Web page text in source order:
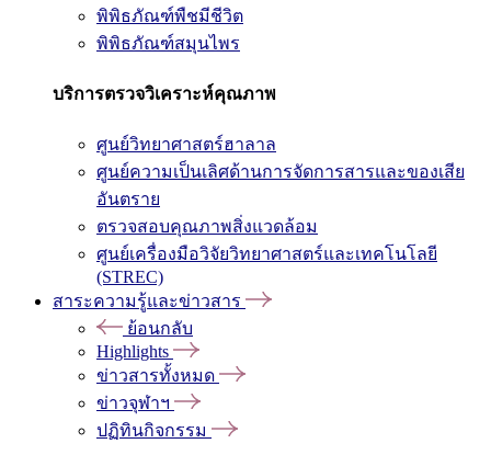
พิพิธภัณฑ์พืชมีชีวิต
พิพิธภัณฑ์สมุนไพร
บริการตรวจวิเคราะห์คุณภาพ
ศูนย์วิทยาศาสตร์ฮาลาล
ศูนย์ความเป็นเลิศด้านการจัดการสารและของเสีย
อันตราย
ตรวจสอบคุณภาพสิ่งแวดล้อม
ศูนย์เครื่องมือวิจัยวิทยาศาสตร์และเทคโนโลยี
(STREC)
สาระความรู้และข่าวสาร
ย้อนกลับ
Highlights
ข่าวสารทั้งหมด
ข่าวจุฬาฯ
ปฏิทินกิจกรรม